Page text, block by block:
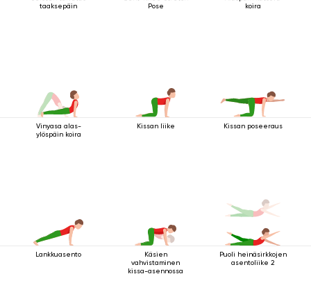
taaksepäin
Pose
koira
Vinyasa alas-
ylöspäin koira
Kissan liike Kissan poseeraus
Lankkuasento
Käsien
vahvistaminen
kissa-asennossa
Puoli heinäsirkkojen
asentoliike 2